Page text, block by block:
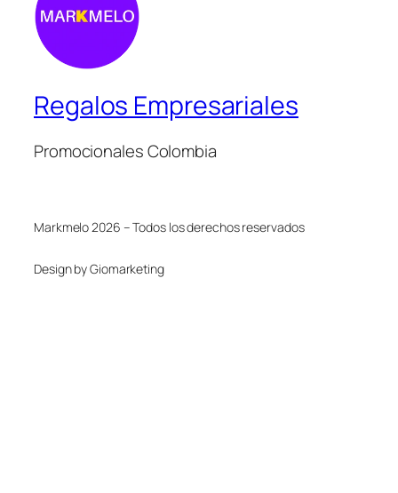
Regalos Empresariales
Promocionales Colombia
Markmelo 2026 – Todos los derechos reservados
Design by Giomarketing